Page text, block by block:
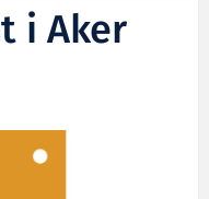
i Aker